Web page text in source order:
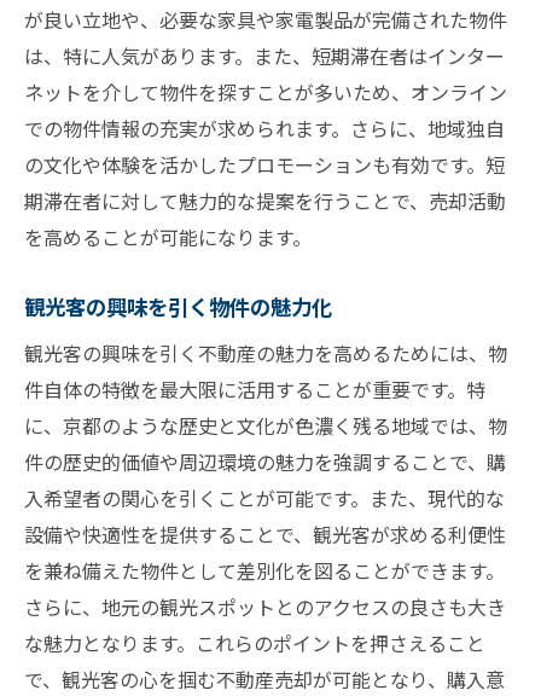
が良い立地や、必要な家具や家電製品が完備された物件
は、特に人気があります。また、短期滞在者はインター
ネットを介して物件を探すことが多いため、オンライン
での物件情報の充実が求められます。さらに、地域独自
の文化や体験を活かしたプロモーションも有効です。短
期滞在者に対して魅力的な提案を行うことで、売却活動
を高めることが可能になります。
観光客の興味を引く物件の魅力化
観光客の興味を引く不動産の魅力を高めるためには、物
件自体の特徴を最大限に活用することが重要です。特
に、京都のような歴史と文化が色濃く残る地域では、物
件の歴史的価値や周辺環境の魅力を強調することで、購
入希望者の関心を引くことが可能です。また、現代的な
設備や快適性を提供することで、観光客が求める利便性
を兼ね備えた物件として差別化を図ることができます。
さらに、地元の観光スポットとのアクセスの良さも大き
な魅力となります。これらのポイントを押さえること
で、観光客の心を掴む不動産売却が可能となり、購入意